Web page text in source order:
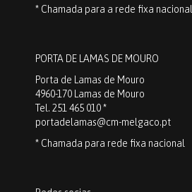
* Chamada para a rede fixa nacional
PORTA DE LAMAS DE MOURO
Porta de Lamas de Mouro
4960-170 Lamas de Mouro
Tel. 251 465 010 *
portadelamas@cm-melgaco.pt
* Chamada para rede fixa nacional